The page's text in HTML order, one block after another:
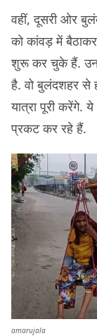
वहीं, दूसरी ओर
को कांवड़ में
शुरू कर चुके हैं.
है. वो बुलंदशहर से
यात्रा पूरी करेंगे.
प्रकट कर रहे हैं.
amarujala